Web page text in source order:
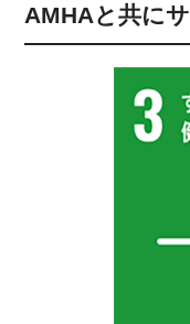
AMHAと共に